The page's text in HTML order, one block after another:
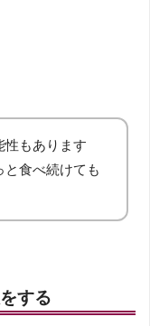
性もあります
食べ続けても
する